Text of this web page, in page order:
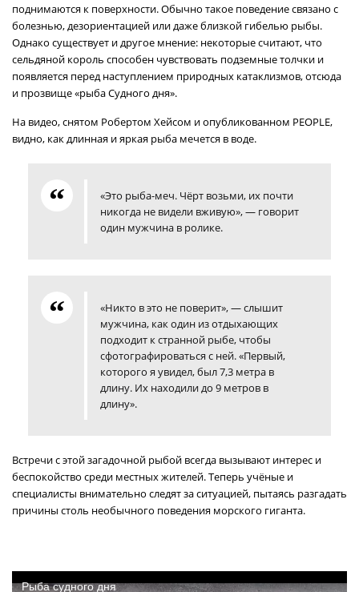
поднимаются к поверхности. Обычно такое поведение связано с
болезнью, дезориентацией или даже близкой гибелью рыбы.
Однако существует и другое мнение: некоторые считают, что
сельдяной король способен чувствовать подземные толчки и
появляется перед наступлением природных катаклизмов, отсюда
и прозвище «рыба Судного дня».
На видео, снятом Робертом Хейсом и опубликованном PEOPLE,
видно, как длинная и яркая рыба мечется в воде.
«Это рыба-меч. Чёрт возьми, их почти
никогда не видели вживую», — говорит
один мужчина в ролике.
«Никто в это не поверит», — слышит
мужчина, как один из отдыхающих
подходит к странной рыбе, чтобы
сфотографироваться с ней. «Первый,
которого я увидел, был 7,3 метра в
длину. Их находили до 9 метров в
длину».
Встречи с этой загадочной рыбой всегда вызывают интерес и
беспокойство среди местных жителей. Теперь учёные и
специалисты внимательно следят за ситуацией, пытаясь разгадать
причины столь необычного поведения морского гиганта.